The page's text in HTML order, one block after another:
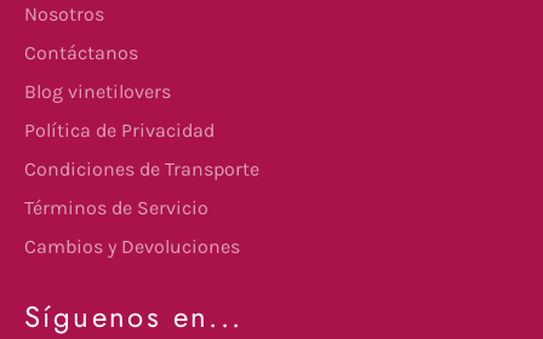
Nosotros
Contáctanos
Blog vinetilovers
Política de Privacidad
Condiciones de Transporte
Términos de Servicio
Cambios y Devoluciones
Síguenos en...